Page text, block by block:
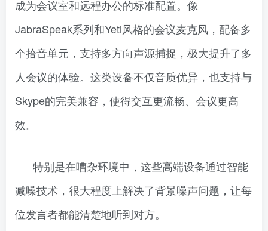
成为会议室和远程办公的标准配置。像
JabraSpeak系列和Yeti风格的会议麦克风，配备多
个拾音单元，支持多方向声源捕捉，极大提升了多
人会议的体验。这类设备不仅音质优异，也支持与
Skype的完美兼容，使得交互更流畅、会议更高
效。
特别是在嘈杂环境中，这些高端设备通过智能
减噪技术，很大程度上解决了背景噪声问题，让每
位发言者都能清楚地听到对方。